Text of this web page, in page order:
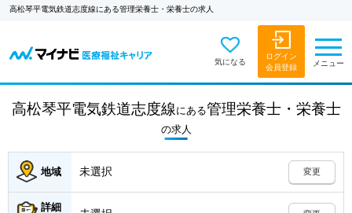
高松琴平電気鉄道志度線にある管理栄養士・栄養士の求人
気になる
ログイン
会員登録
メニュー
高松琴平電気鉄道志度線 にある管理栄養士・栄養士
の求人
地域 未選択 変更
詳細